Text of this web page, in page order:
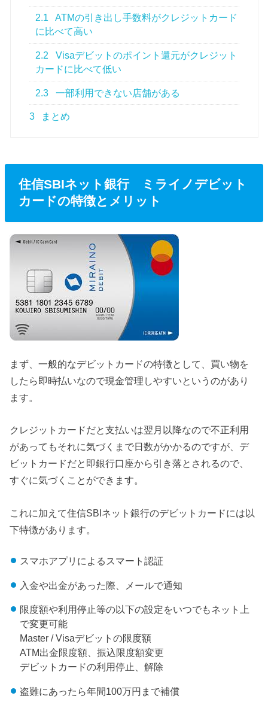
2.1
ATMの引き出し手数料がクレジットカード
に比べて高い
2.2
Visaデビットのポイント還元がクレジット
カードに比べて低い
2.3 一部利用できない店舗がある
3 まとめ
住信SBIネット銀行 ミライノデビット
カードの特徴とメリット
まず、一般的なデビットカードの特徴として、買い物を
したら即時払いなので現金管理しやすいというのがあり
ます。
クレジットカードだと支払いは翌月以降なので不正利用
があってもそれに気づくまで日数がかかるのですが、デ
ビットカードだと即銀行口座から引き落とされるので、
すぐに気づくことができます。
これに加えて住信SBIネット銀行のデビットカードには以
下特徴があります。
スマホアプリによるスマート認証
入金や出金があった際、メールで通知
限度額や利用停止等の以下の設定をいつでもネット上
で変更可能
Master / Visaデビットの限度額
ATM出金限度額、振込限度額変更
デビットカードの利用停止、解除
盗難にあったら年間100万円まで補償